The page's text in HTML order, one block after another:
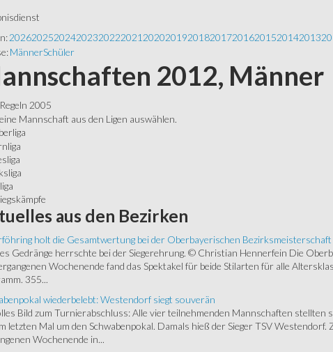
202620252024202320222021 20202019201820172016201520142013
MännerSchüler
2012, Männer
2005
Mannschaft aus den Ligen auswählen.
aus den Bezirken
holt die Gesamtwertung bei der Oberbayerischen Bezirksmeisterschaft
Gedränge herrschte bei der Siegerehrung. © Christian Hennerfein Die
Wochenende fand das Spektakel für beide Stilarten für alle
355...
wiederbelebt: Westendorf siegt souverän
Bild zum Turnierabschluss: Alle vier teilnehmenden Mannschaften stellten
letzten Mal um den Schwabenpokal. Damals hieß der Sieger TSV
Wochenende in...